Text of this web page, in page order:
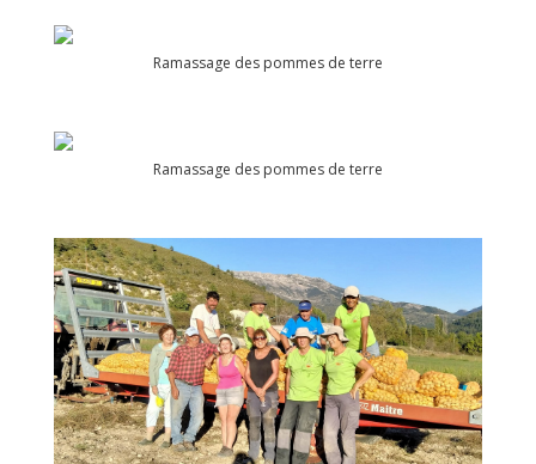
Ramassage des pommes de terre
Ramassage des pommes de terre